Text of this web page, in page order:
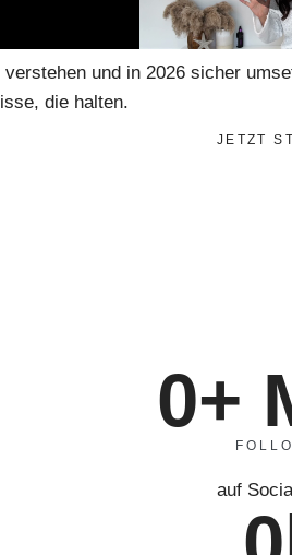
und in 2026 sicher
die halten.
JETZT
0+
auf